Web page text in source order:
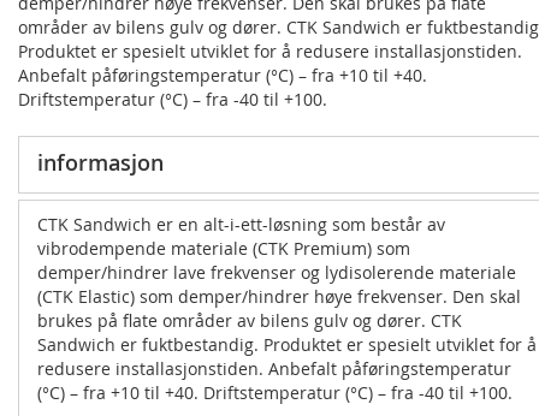
områder av bilens gulv og dører. CTK Sandwich er
Produktet er spesielt utviklet for å redusere installasjonstiden.
Anbefalt påføringstemperatur (°C) – fra +10 til +40.
Driftstemperatur (°C) – fra -40 til +100.
informasjon
CTK Sandwich er en alt-i-ett-løsning som består av
vibrodempende materiale (CTK Premium) som
demper/hindrer lave frekvenser og lydisolerende materiale
(CTK Elastic) som demper/hindrer høye frekvenser. Den skal
brukes på flate områder av bilens gulv og dører. CTK
Sandwich er fuktbestandig. Produktet er spesielt utviklet for å
redusere installasjonstiden. Anbefalt påføringstemperatur
(°C) – fra +10 til +40. Driftstemperatur (°C) – fra -40 til +100.